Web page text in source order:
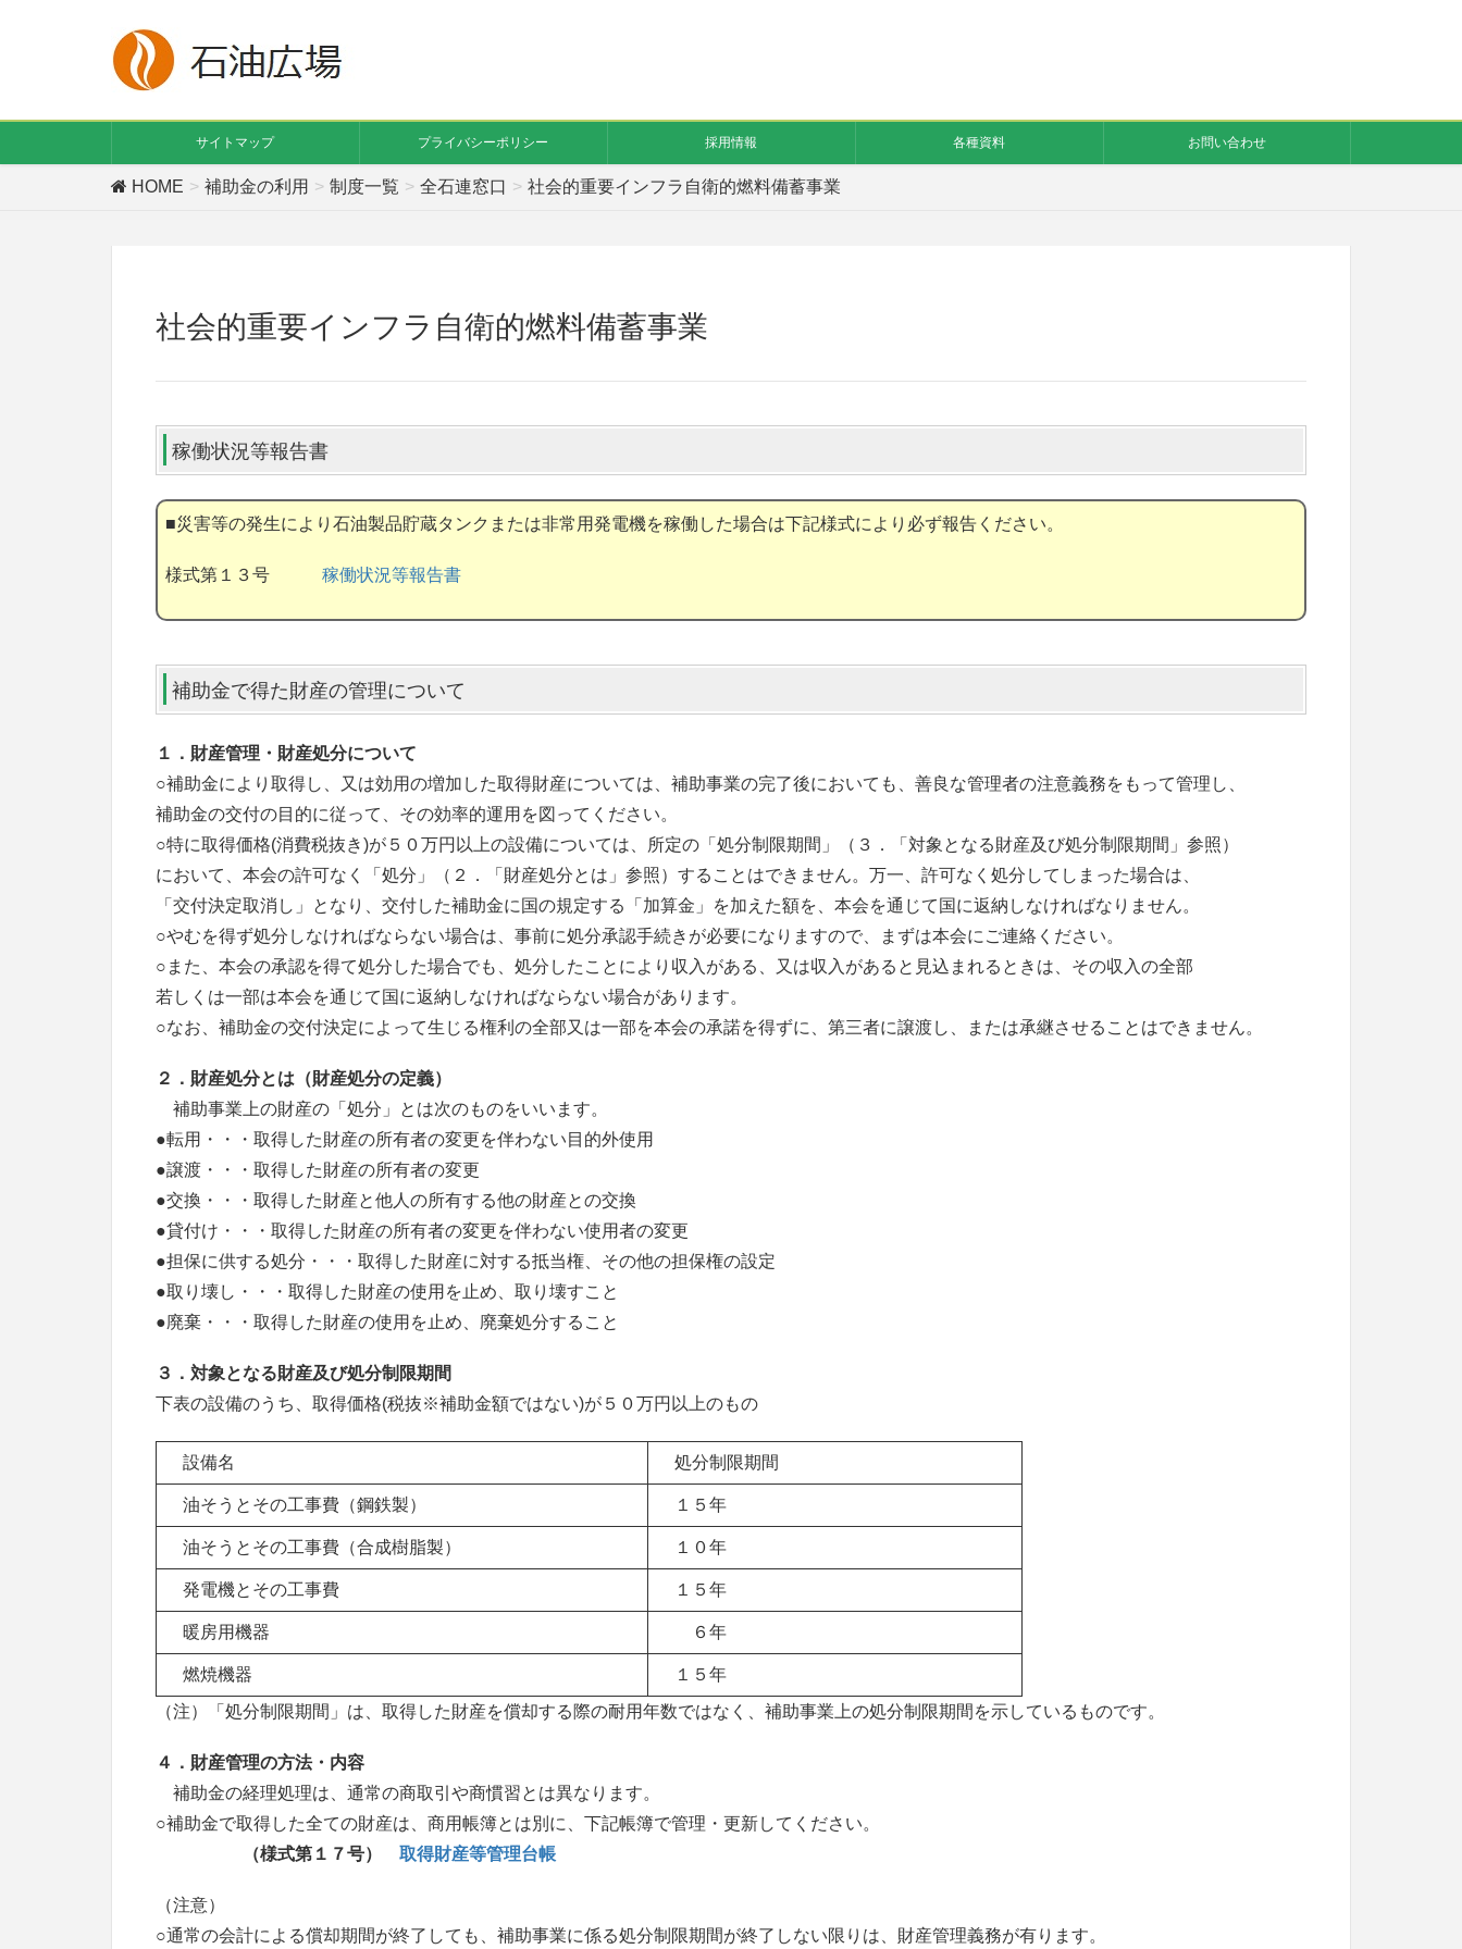
サイトマップ プライバシーポリシー 採用情報 各種資料 お問い合わせ
HOME 補助金の利用 制度一覧 全石連窓口 社会的重要インフラ自衛的燃料備蓄事業
社会的重要インフラ自衛的燃料備蓄事業
稼働状況等報告書
■災害等の発生により石油製品貯蔵タンクまたは非常用発電機を稼働した場合は下記様式により必ず報告ください。
様式第１３号 稼働状況等報告書
補助金で得た財産の管理について
１．財産管理・財産処分について
○補助金により取得し、又は効用の増加した取得財産については、補助事業の完了後においても、善良な管理者の注意義務をもって管理し、
補助金の交付の目的に従って、その効率的運用を図ってください。
○特に取得価格(消費税抜き)が５０万円以上の設備については、所定の「処分制限期間」（３．「対象となる財産及び処分制限期間」参照）
において、本会の許可なく「処分」（２．「財産処分とは」参照）することはできません。万一、許可なく処分してしまった場合は、
「交付決定取消し」となり、交付した補助金に国の規定する「加算金」を加えた額を、本会を通じて国に返納しなければなりません。
○やむを得ず処分しなければならない場合は、事前に処分承認手続きが必要になりますので、まずは本会にご連絡ください。
○また、本会の承認を得て処分した場合でも、処分したことにより収入がある、又は収入があると見込まれるときは、その収入の全部
若しくは一部は本会を通じて国に返納しなければならない場合があります。
○なお、補助金の交付決定によって生じる権利の全部又は一部を本会の承諾を得ずに、第三者に譲渡し、または承継させることはできません。
２．財産処分とは（財産処分の定義）
補助事業上の財産の「処分」とは次のものをいいます。
●転用・・・取得した財産の所有者の変更を伴わない目的外使用
●譲渡・・・取得した財産の所有者の変更
●交換・・・取得した財産と他人の所有する他の財産との交換
●貸付け・・・取得した財産の所有者の変更を伴わない使用者の変更
●担保に供する処分・・・取得した財産に対する抵当権、その他の担保権の設定
●取り壊し・・・取得した財産の使用を止め、取り壊すこと
●廃棄・・・取得した財産の使用を止め、廃棄処分すること
３． 対象となる財産及び処分制限期間
下表の設備のうち、取得価格(税抜※補助金額ではない)が５０万円以上のもの
設備名 処分制限期間
油そうとその工事費（鋼鉄製） １５年
油そうとその工事費（合成樹脂製） １０年
発電機とその工事費 １５年
暖房用機器 ６年
燃焼機器
１５年
（注）「処分制限期間」は、取得した財産を償却する際の耐用年数ではなく、補助事業上の処分制限期間を示しているものです。
４．財産管理の方法・内容
補助金の経理処理は、通常の商取引や商慣習とは異なります。
○補助金で取得した全ての財産は、商用帳簿とは別に、下記帳簿で管理・更新してください。
（様式第１７号） 取得財産等管理台帳
（注意）
○通常の会計による償却期間が終了しても、補助事業に係る処分制限期間が終了しない限りは、財産管理義務が有ります。